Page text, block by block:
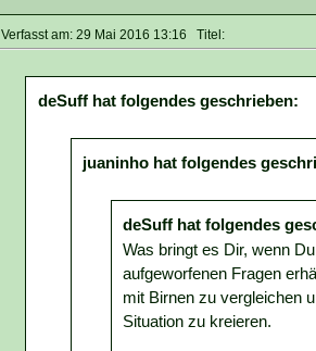
Verfasst am: 29 Mai 2016 13:16 Titel:
deSuff hat folgendes geschrieben:
juaninho hat folgendes
deSuff hat folgendes
Was bringt es Dir, wenn
aufgeworfenen Fragen
mit Birnen zu vergleichen
Situation zu kreieren.